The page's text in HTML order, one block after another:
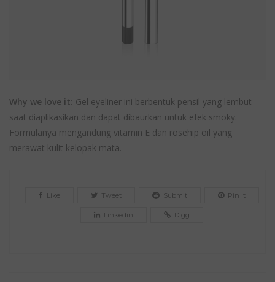
Why we love it: Gel eyeliner ini berbentuk pensil yang lembut
saat diaplikasikan dan dapat dibaurkan untuk efek smoky.
Formulanya mengandung vitamin E dan rosehip oil yang
merawat kulit kelopak mata.
Like Tweet Submit Pin It
Linkedin Digg